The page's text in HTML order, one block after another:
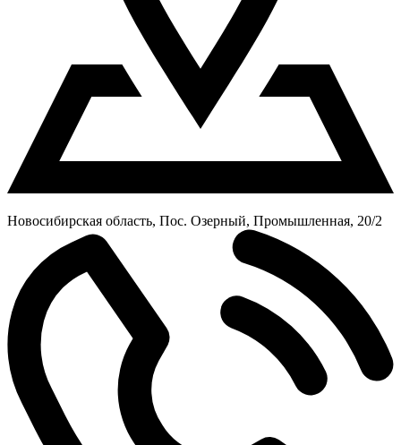
Новосибирская область, Пос. Озерный, Промышленная, 20/2